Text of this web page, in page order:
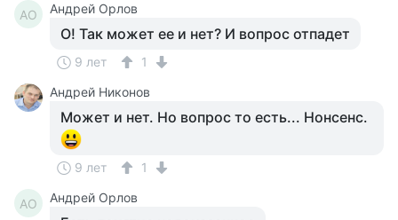
АО Андрей Орлов
О! Так может ее и нет? И вопрос отпадет
9 лет
1
Андрей Никонов
Может и нет. Но вопрос то есть... Нонсенс.
9 лет 1
АО Андрей Орлов